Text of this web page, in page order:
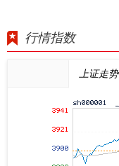
行情指数
上证走势